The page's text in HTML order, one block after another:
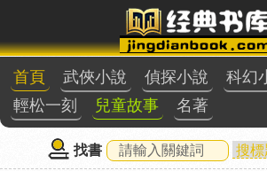
首頁 武俠小說 偵探小說 科幻
輕松一刻
兒童故事 名著
找書